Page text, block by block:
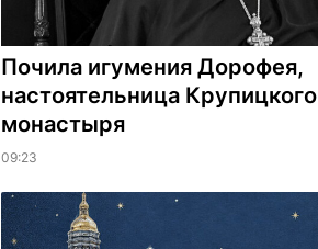
Почила игумения Дорофея,
настоятельница Крупицкого
монастыря
09:23